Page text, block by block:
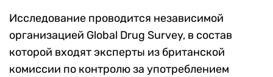
Исследование проводится независимой
организацией Global Drug Survey, в состав
которой входят эксперты из британской
комиссии по контролю за употреблением